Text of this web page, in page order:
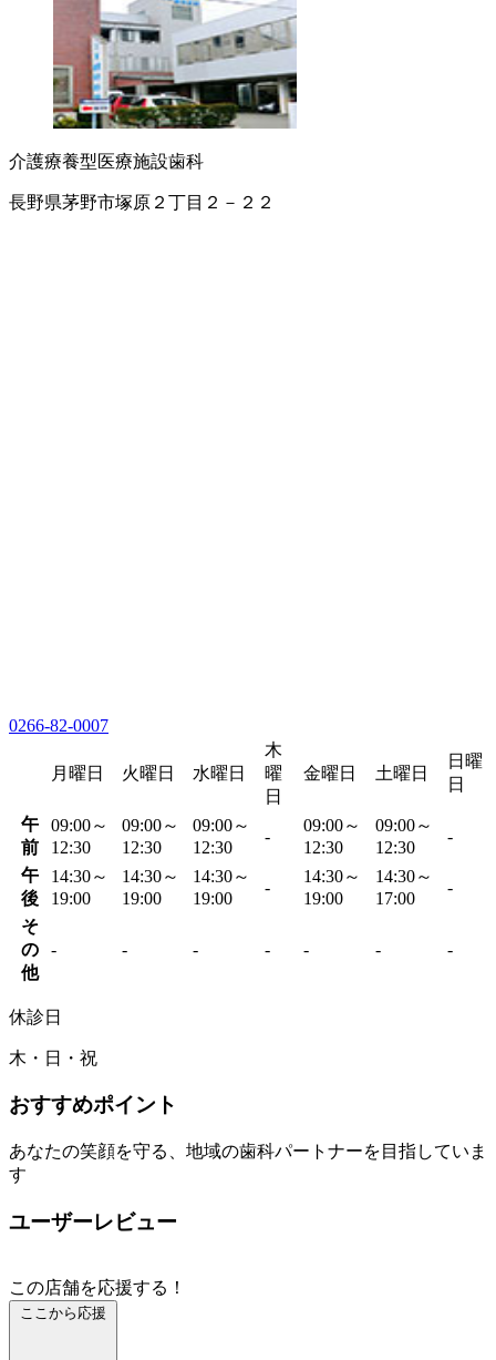
介護療養型医療施設歯科
長野県茅野市塚原２丁目２－２２
0266-82-0007
月曜日 火曜日 水曜日
木
曜
日
金曜日 土曜日
日曜
日
午
前
09:00～
12:30
09:00～
12:30
09:00～
12:30
-
09:00～
12:30
09:00～
12:30
-
午
後
14:30～
19:00
14:30～
19:00
14:30～
19:00
-
14:30～
19:00
14:30～
17:00
-
そ
の
他
- - - - - - -
休診日
木・日・祝
おすすめポイント
あなたの笑顔を守る、地域の歯科パートナーを目指していま
す
ユーザーレビュー
この店舗を応援する！
ここから応援